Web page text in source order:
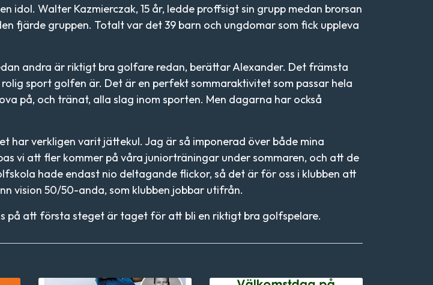
idol. Walter Kazmierczak, 15 år, ledde proffsigt sin grupp medan brorsan
fjärde gruppen. Totalt var det 39 barn och ungdomar som fick uppleva
andra är riktigt bra golfare redan, berättar Alexander. Det främsta
sport golfen är. Det är en perfekt sommaraktivitet som passar hela
på, och tränat, alla slag inom sporten. Men dagarna har också
har verkligen varit jättekul. Jag är så imponerad över både mina
vi att fler kommer på våra juniorträningar under sommaren, och att de
hade endast nio deltagande flickor, så det är för oss i klubben att
vision 50/50-anda, som klubben jobbar utifrån.
på att första steget är taget för att bli en riktigt bra golfspelare.